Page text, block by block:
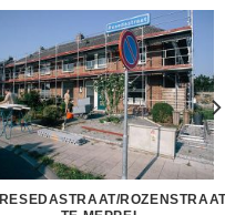
RESEDASTRAAT/